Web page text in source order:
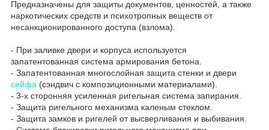
Предназначены для защиты документов, ценностей, а также
наркотических средств и психотропных веществ от
несанкционированного доступа (взлома).
- При заливке двери и корпуса используется
запатентованная система армирования бетона.
- Запатентованная многослойная защита стенки и двери
сейфа (сэндвич с композиционными материалами).
- 3-х сторонняя усиленная ригельная система запирания.
- Защита ригельного механизма каленым стеклом.
- Защита замков и ригелей от высверливания и выбивания.